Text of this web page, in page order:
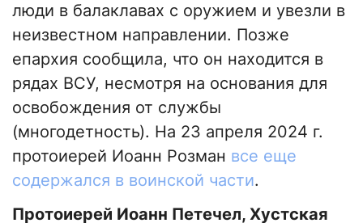
люди в балаклавах с оружием и увезли в
неизвестном направлении. Позже
епархия сообщила, что он находится в
рядах ВСУ, несмотря на основания для
освобождения от службы
(многодетность). На 23 апреля 2024 г.
протоиерей Иоанн Розман все еще
содержался в воинской части.
Протоиерей Иоанн Петечел, Хустская